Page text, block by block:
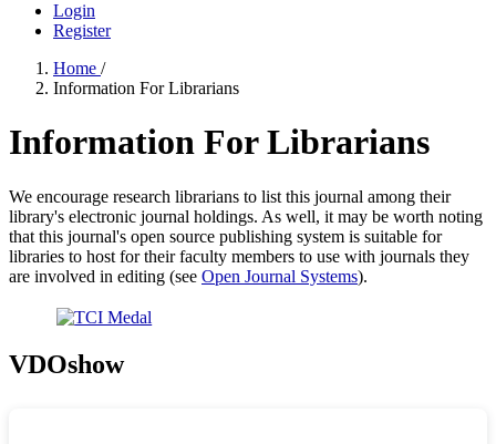
Login
Register
Home /
Information For Librarians
Information For Librarians
We encourage research librarians to list this journal among their
library's electronic journal holdings. As well, it may be worth noting
that this journal's open source publishing system is suitable for
libraries to host for their faculty members to use with journals they
are involved in editing (see Open Journal Systems).
VDOshow